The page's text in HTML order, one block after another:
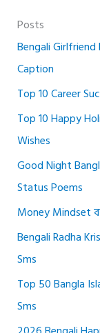
Posts
Bengali Girlfriend
Caption
Top 10 Career
Top 10 Happy
Wishes
Good Night
Status Poems
Money Mindset
Bengali Radha
Sms
Top 50 Bangla
Sms